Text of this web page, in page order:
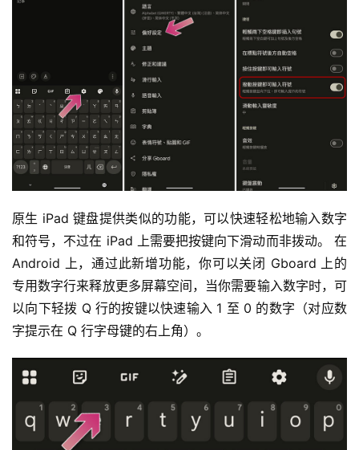
原生 iPad 键盘提供类似的功能，可以快速轻松地输入数字
和符号，不过在 iPad 上需要把按键向下滑动而非拨动。 在
Android 上，通过此新增功能，你可以关闭 Gboard 上的
专用数字行来释放更多屏幕空间，当你需要输入数字时，可
以向下轻拨 Q 行的按键以快速输入 1 至 0 的数字（对应数
字提示在 Q 行字母键的右上角）。